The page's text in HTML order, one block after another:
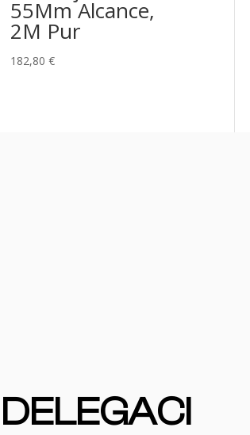
55Mm Alcance,
2M Pur
182,80 €
DELEGACI